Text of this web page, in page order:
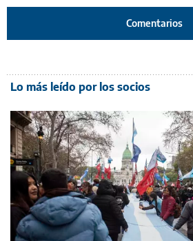
Comentarios
Lo más leído por los socios